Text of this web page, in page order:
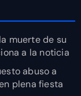
muerte de su
a la noticia
abuso a
plena fiesta